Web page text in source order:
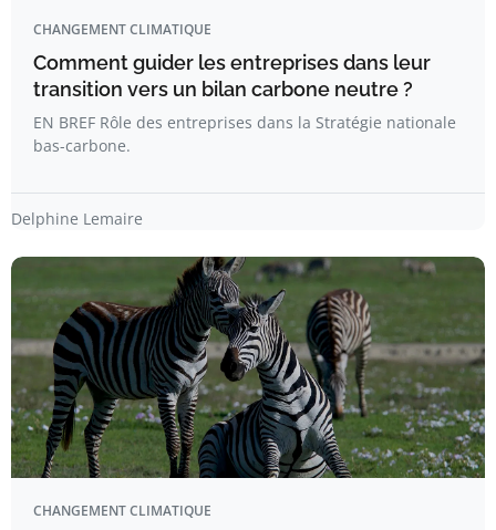
CHANGEMENT CLIMATIQUE
Comment guider les entreprises dans leur
transition vers un bilan carbone neutre ?
EN BREF Rôle des entreprises dans la Stratégie nationale
bas-carbone.
Delphine Lemaire
CHANGEMENT CLIMATIQUE